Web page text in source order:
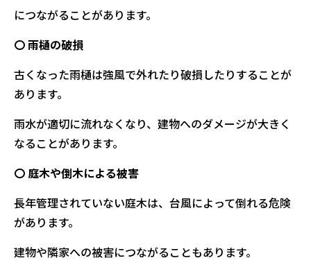
につながることがあります。
〇 雨樋の破損
古くなった雨樋は強風で外れたり破損したりすることが
あります。
雨水が適切に流れなくなり、建物へのダメージが大きく
なることがあります。
〇 庭木や倒木による被害
長年管理されていない庭木は、台風によって倒れる危険
があります。
建物や隣家への被害につながることもあります。